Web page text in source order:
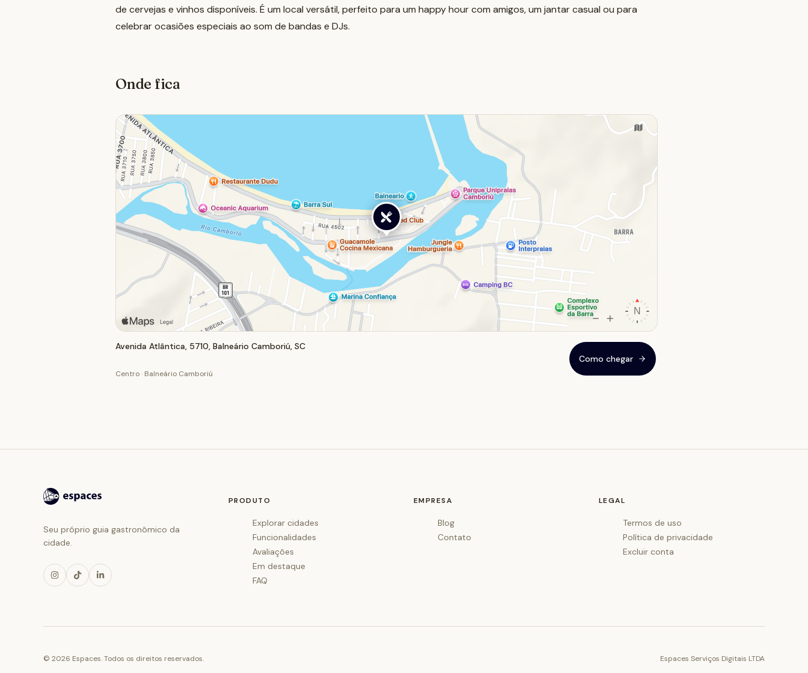
de cervejas e vinhos disponíveis. É um local versátil, perfeito para um happy hour com amigos, um jantar casual ou para
celebrar ocasiões especiais ao som de bandas e DJs.
Onde fica
Avenida Atlântica, 5710, Balneário Camboriú, SC
Centro · Balneário Camboriú
Como chegar
Seu próprio guia gastronômico da
cidade.
PRODUTO
Explorar cidades
Funcionalidades
Avaliações
Em destaque
FAQ
EMPRESA
Blog
Contato
LEGAL
Termos de uso
Política de privacidade
Excluir conta
© 2026 Espaces. Todos os direitos reservados. Espaces Serviços Digitais LTDA